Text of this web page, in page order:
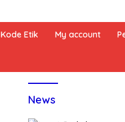
Kode Etik My account
News